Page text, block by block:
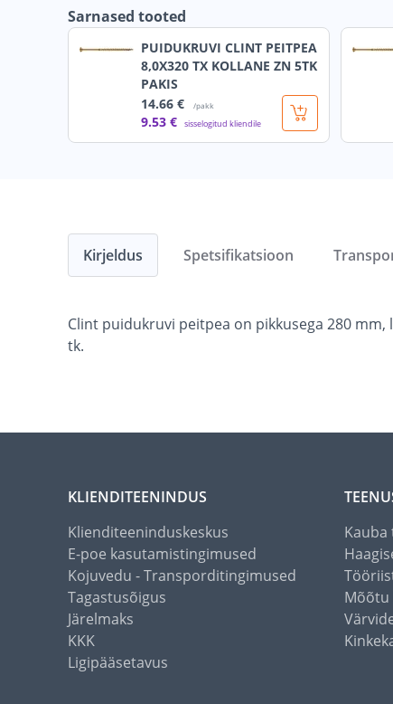
Sarnased tooted
PUIDUKRUVI CLINT PEITPEA
8,0X320 TX KOLLANE ZN 5TK
PAKIS
14.66 € /pakk
9.53 € sisselogitud kliendile
Kirjeldus
Clint puidukruvi peitpea on pikkusega 280
tk.
Spetsifikatsioon
KLIENDITEENINDUS
Klienditeeninduskeskus
E-poe kasutamistingimused
Kojuvedu - Transporditingimused
Tagastusõigus
Järelmaks
KKK
Ligipääsetavus
Mõõtu